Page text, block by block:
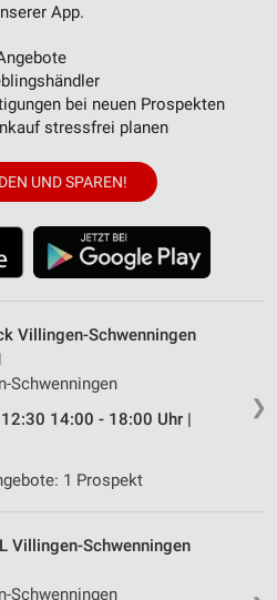
App.
bei neuen Prospekten
stressfrei planen
UND SPAREN!
❯
Villingen-Schwenningen
Schwenningen
14:00 - 18:00 Uhr |
1 Prospekt
Villingen-Schwenningen
Schwenningen